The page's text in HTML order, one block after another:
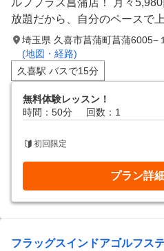
ルフプラス菖蒲店！ 月々
放題だから、自分のペースで
埼玉県 久喜市菖蒲町菖蒲
(地図・経路)
久喜駅 バスで15分
無料体験レッスン！
時間：50分
回数：1
初回限定
プラン詳
フラッグスインドアゴルフス